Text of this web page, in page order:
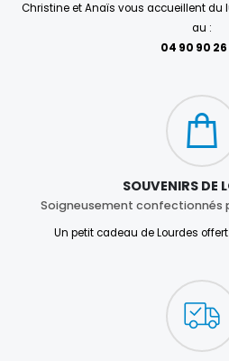
Christine et Anaïs vous accueillent du
au :
04 90 90 26
SOUVENIRS DE
Soigneusement confectionnés
Un petit cadeau de Lourdes